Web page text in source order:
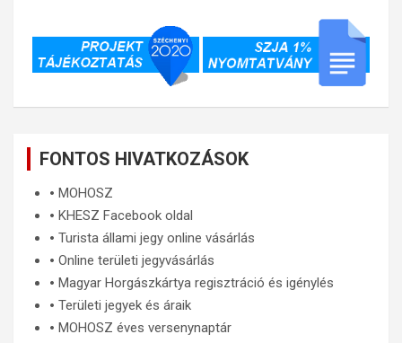
FONTOS HIVATKOZÁSOK
🞄 MOHOSZ
🞄 KHESZ Facebook oldal
🞄 Turista állami jegy online vásárlás
🞄 Online területi jegyvásárlás
🞄 Magyar Horgászkártya regisztráció és igénylés
🞄 Területi jegyek és áraik
🞄 MOHOSZ éves versenynaptár